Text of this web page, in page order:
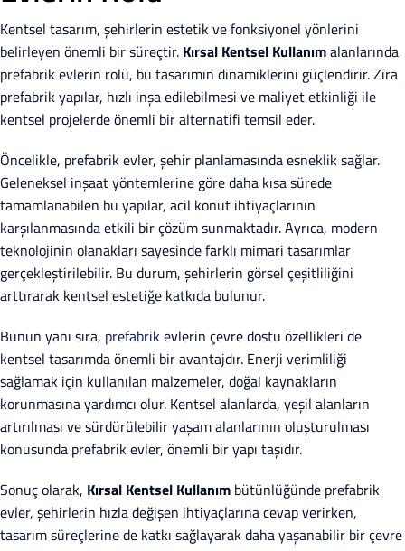
Kentsel tasarım, şehirlerin estetik ve fonksiyonel yönlerini
belirleyen önemli bir süreçtir. Kırsal Kentsel Kullanımalanlarında
prefabrik evlerin rolü, bu tasarımın dinamiklerini güçlendirir. Zira
prefabrik yapılar, hızlı inşa edilebilmesi ve maliyet etkinliği ile
kentsel projelerde önemli bir alternatifi temsil eder.
Öncelikle, prefabrik evler, şehir planlamasında esneklik sağlar.
Geleneksel inşaat yöntemlerine göre daha kısa sürede
tamamlanabilen bu yapılar, acil konut ihtiyaçlarının
karşılanmasında etkili bir çözüm sunmaktadır. Ayrıca, modern
teknolojinin olanakları sayesinde farklı mimari tasarımlar
gerçekleştirilebilir. Bu durum, şehirlerin görsel çeşitliliğini
arttırarak kentsel estetiğe katkıda bulunur.
Bunun yanı sıra, prefabrikevlerin çevre dostu özellikleri de
kentsel tasarımda önemli bir avantajdır. Enerji verimliliği
sağlamak için kullanılan malzemeler, doğal kaynakların
korunmasına yardımcı olur. Kentsel alanlarda, yeşil alanların
artırılması ve sürdürülebilir yaşam alanlarının oluşturulması
konusunda prefabrik evler, önemli bir yapı taşıdır.
Sonuç olarak, Kırsal Kentsel Kullanım bütünlüğünde prefabrik
evler, şehirlerin hızla değişen ihtiyaçlarına cevap verirken,
tasarım süreçlerine de katkı sağlayarak daha yaşanabilir bir çevre